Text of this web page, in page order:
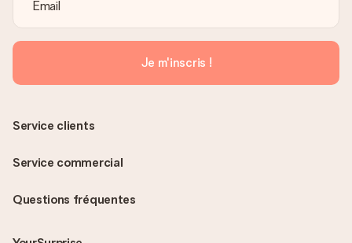
Je m'inscris !
Questions fréquentes
Service clients
Service commercial